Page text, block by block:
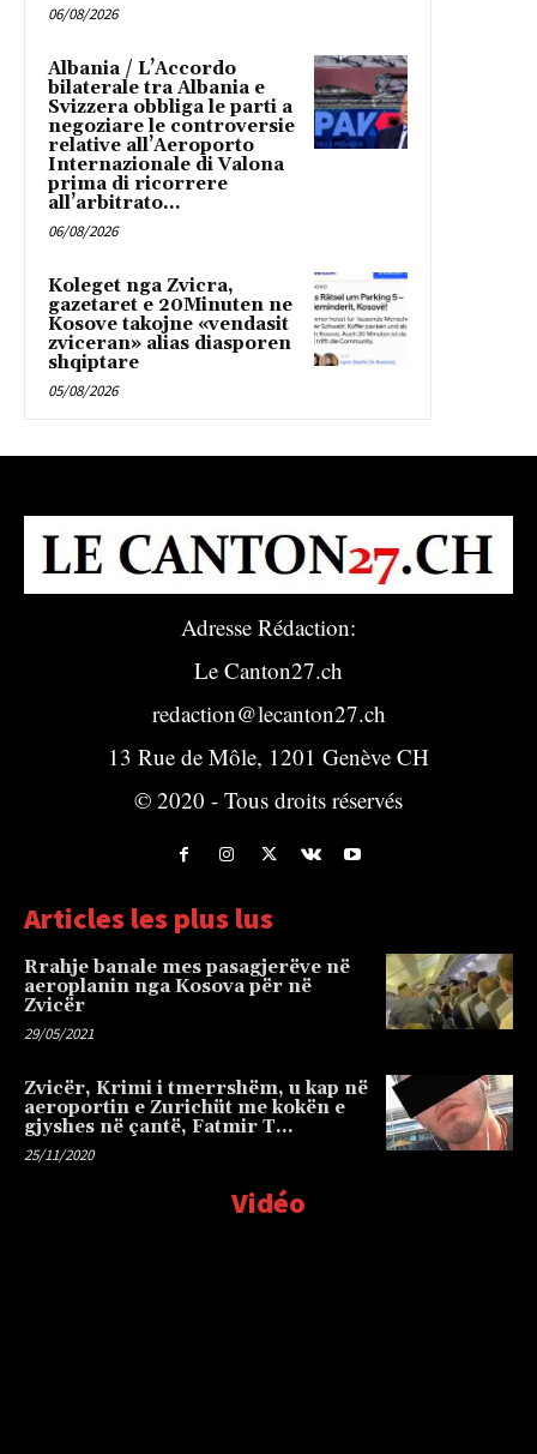
06/08/2026
Albania / L’Accordo
bilaterale tra Albania e
Svizzera obbliga le parti a
negoziare le controversie
relative all’Aeroporto
Internazionale di Valona
prima di ricorrere
all’arbitrato...
06/08/2026
Koleget nga Zvicra,
gazetaret e 20Minuten ne
Kosove takojne «vendasit
zviceran» alias diasporen
shqiptare
05/08/2026
Adresse Rédaction:
Le Canton27.ch
redaction@lecanton27.ch
13 Rue de Môle, 1201 Genève CH
© 2020 - Tous droits réservés
Articles les plus lus
Rrahje banale mes pasagjerëve në
aeroplanin nga Kosova për në
Zvicër
29/05/2021
Zvicër, Krimi i tmerrshëm, u kap në
aeroportin e Zurichüt me kokën e
gjyshes në çantë, Fatmir T…
25/11/2020
Vidéo